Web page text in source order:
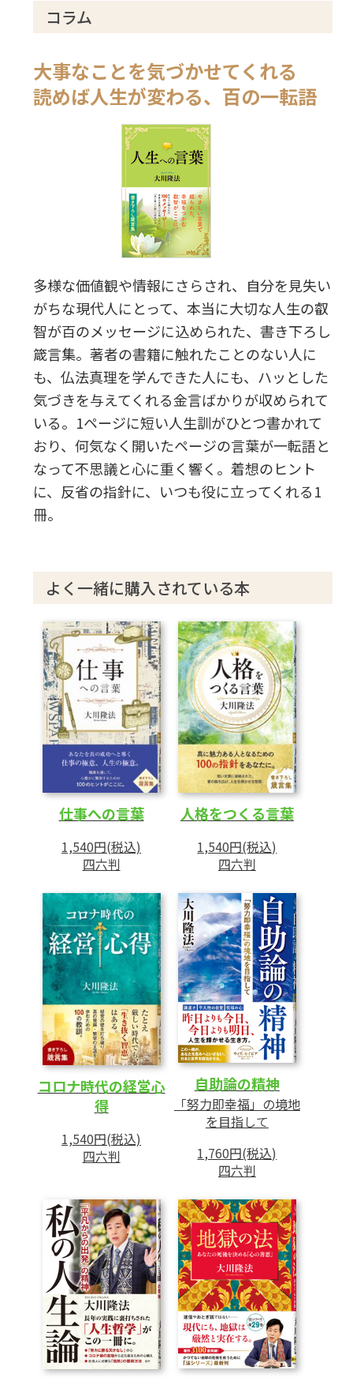
コラム
大事なことを気づかせてくれる
読めば人生が変わる、百の一転語
多様な価値観や情報にさらされ、自分を見失い
がちな現代人にとって、本当に大切な人生の叡
智が百のメッセージに込められた、書き下ろし
箴言集。著者の書籍に触れたことのない人に
も、仏法真理を学んできた人にも、ハッとした
気づきを与えてくれる金言ばかりが収められて
いる。1ページに短い人生訓がひとつ書かれて
おり、何気なく開いたページの言葉が一転語と
なって不思議と心に重く響く。着想のヒント
に、反省の指針に、いつも役に立ってくれる1
冊。
よく一緒に購入されている本
仕事への言葉
1,540円(税込)
四六判
人格をつくる言葉
1,540円(税込)
四六判
コロナ時代の経営心
得
1,540円(税込)
四六判
自助論の精神
「努力即幸福」の境地
を目指して
1,760円(税込)
四六判